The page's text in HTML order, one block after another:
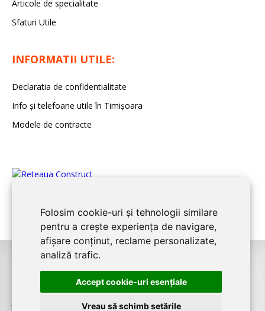
Folosim cookie-uri și tehnologii similare
pentru a crește experiența de navigare,
afișare conținut, reclame personalizate,
analiză trafic.
Accept cookie-uri esenţiale
Vreau să schimb setările
Articole de specialitate
Sfaturi Utile
INFORMATII UTILE:
Declaratia de confidentialitate
Info și telefoane utile în Timișoara
Modele de contracte
TIMIS CONSTRUCTeste un serviciu de promovare online pentru
firme. Proiect digital dezvoltat deLIVE COMMUNICATIONS SRL
J12/4191/2006, RO19492087